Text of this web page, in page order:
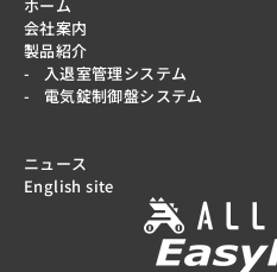
ホーム
会社案内
製品紹介
入退室管理システム
電気錠制御盤システム
ニュース
English site